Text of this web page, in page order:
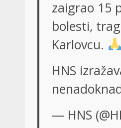
zaigrao 15
bolesti,
Karlovcu.
HNS
— HNS